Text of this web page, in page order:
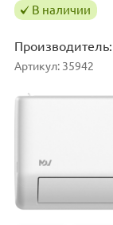
В наличии
Производитель:
Артикул: 35942